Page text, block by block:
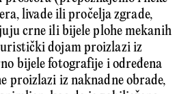
livade ili pročelja zgrade,
crne ili bijele plohe mekanih
dojam proizlazi iz
bijele fotografije i određena
proizlazi iz naknadne obrade,